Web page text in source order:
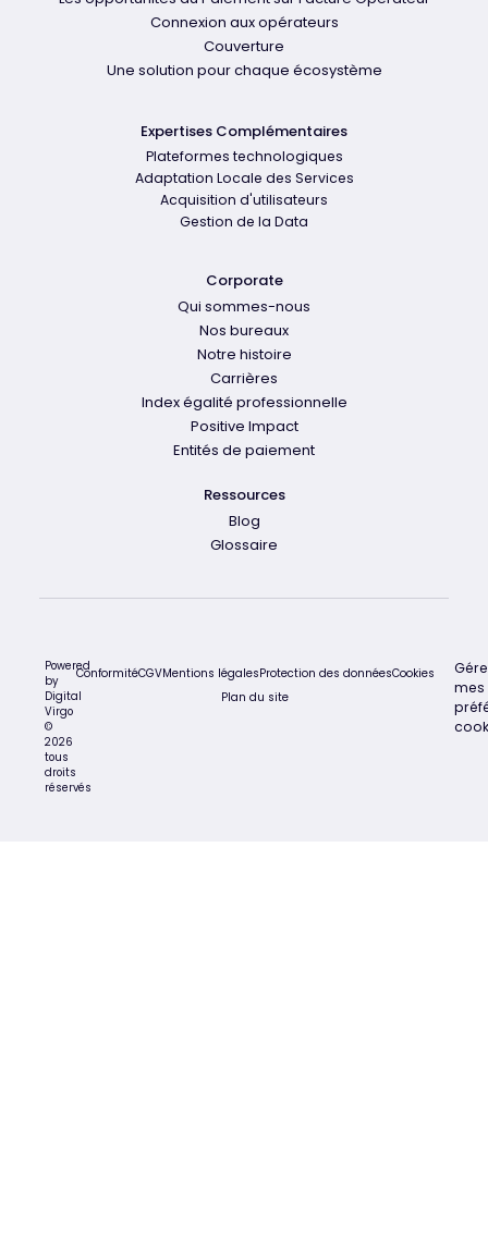
Connexion aux opérateurs
Couverture
Une solution pour chaque écosystème
Expertises Complémentaires
Plateformes technologiques
Adaptation Locale des Services
Acquisition d'utilisateurs
Gestion de la Data
Corporate
Qui sommes-nous
Nos bureaux
Notre histoire
Carrières
Index égalité professionnelle
Positive Impact
Entités de paiement
Ressources
Blog
Glossaire
Powered
by
Digital
Virgo
©
2026
tous
droits
réservés
ConformitéCGVMentions légalesProtection des donnéesCookies
Plan du site
mes